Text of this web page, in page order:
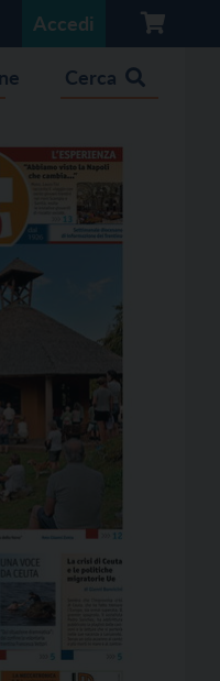
Accedi
Cerca